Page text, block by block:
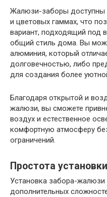
Жалюзи-заборы доступны
и цветовых гаммах, что
вариант, подходящий под
общий стиль дома. Вы
алюминия, который
долговечностью, либо
для создания более
Благодаря открытой и
жалюзи, вы сможете
воздух и естественное
комфортную атмосферу
ограничений.
Простота
Установка забора-
дополнительных